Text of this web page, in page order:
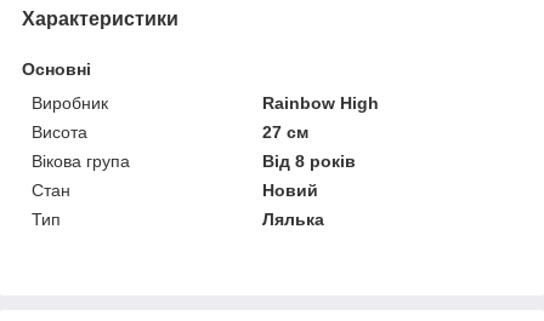
Характеристики
Основні
Виробник
Rainbow High
Висота
27 см
Вікова група
Від 8 років
Стан
Новий
Тип
Лялька